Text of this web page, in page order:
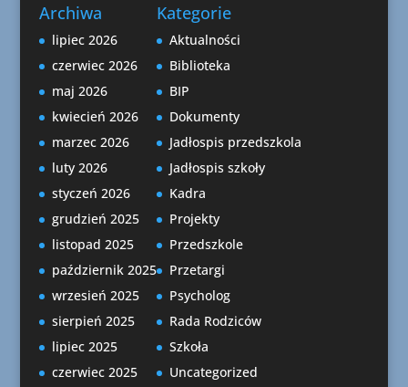
Archiwa
lipiec 2026
czerwiec 2026
maj 2026
kwiecień 2026
marzec 2026
luty 2026
styczeń 2026
grudzień 2025
listopad 2025
październik 2025
wrzesień 2025
sierpień 2025
lipiec 2025
czerwiec 2025
Kategorie
Aktualności
Biblioteka
BIP
Dokumenty
Jadłospis przedszkola
Jadłospis szkoły
Kadra
Projekty
Przedszkole
Przetargi
Psycholog
Rada Rodziców
Szkoła
Uncategorized